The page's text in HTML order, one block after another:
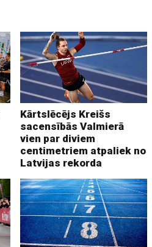
Kārtslēcējs Kreišs
sacensībās Valmierā
vien par diviem
centimetriem atpaliek no
Latvijas rekorda